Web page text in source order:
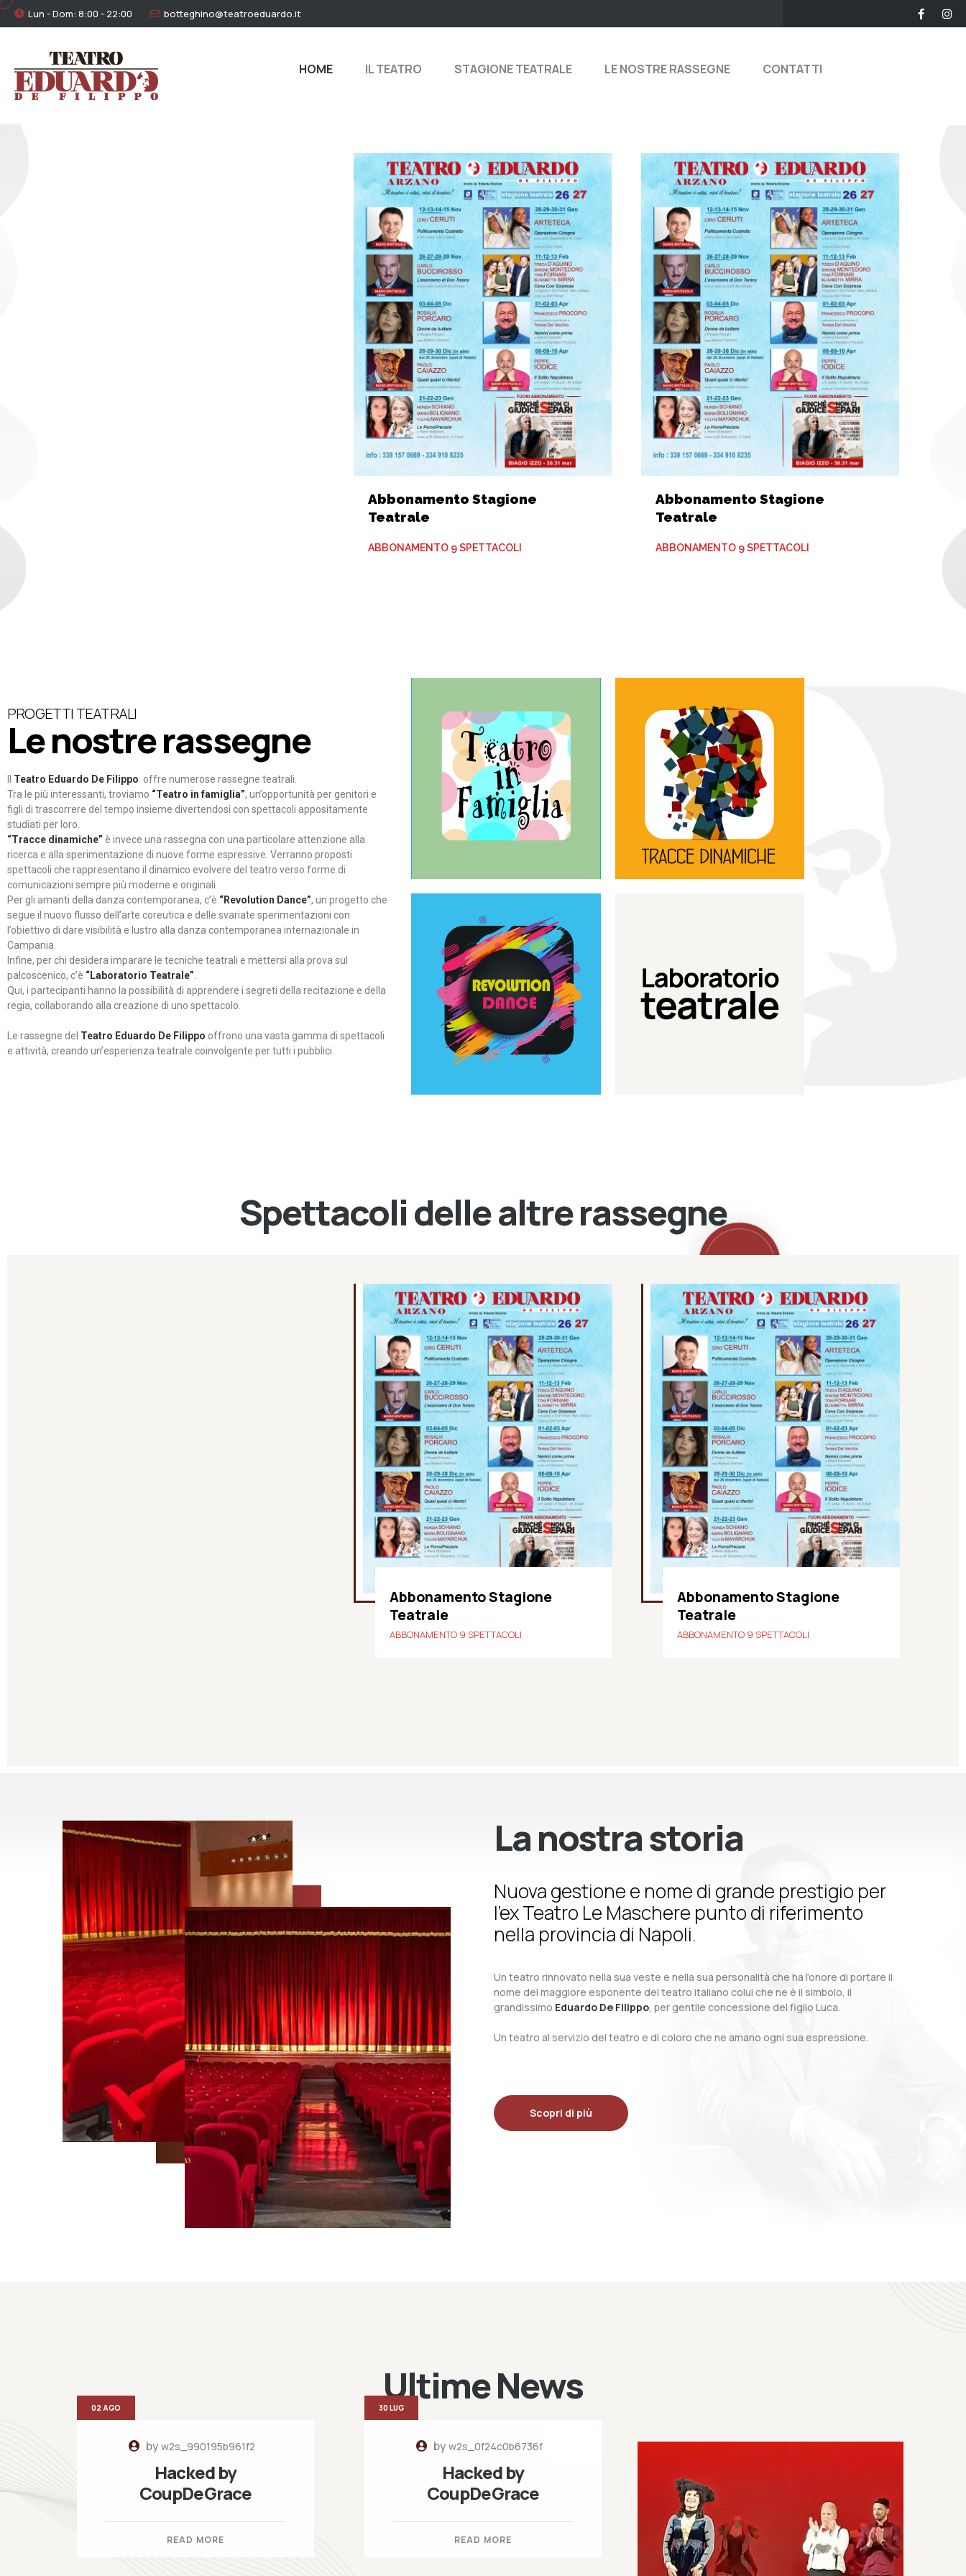
Lun - Dom: 8:00 - 22:00 botteghino@teatroeduardo.it
HOME IL TEATRO STAGIONE TEATRALE LE NOSTRE RASSEGNE CONTATTI
Abbonamento Stagione
Teatrale
ABBONAMENTO 9 SPETTACOLI
Abbonamento Stagione
Teatrale
ABBONAMENTO 9 SPETTACOLI
PROGETTI TEATRALI
Le nostre rassegne
Teatro Eduardo De Filippo offre numerose rassegne teatrali.
Tra le più interessanti, troviamo “Teatro in famiglia”, un’opportunità per genitori e
figli di trascorrere del tempo insieme divertendosi con spettacoli appositamente
studiati per loro.
“Tracce dinamiche” è invece una rassegna con una particolare attenzione alla
ricerca e alla sperimentazione di nuove forme espressive. Verranno proposti
spettacoli che rappresentano il dinamico evolvere del teatro verso forme di
comunicazioni sempre più moderne e originali
Per gli amanti della danza contemporanea, c’è “Revolution Dance”, un progetto che
segue il nuovo flusso dell’arte coreutica e delle svariate sperimentazioni con
l’obiettivo di dare visibilità e lustro alla danza contemporanea internazionale in
Campania.
Infine, per chi desidera imparare le tecniche teatrali e mettersi alla prova sul
palcoscenico, c’è “Laboratorio Teatrale”
Qui, i partecipanti hanno la possibilità di apprendere i segreti della recitazione e della
regia, collaborando alla creazione di uno spettacolo.
Le rassegne del Teatro Eduardo De Filippo offrono una vasta gamma di spettacoli
e attività, creando un’esperienza teatrale coinvolgente per tutti i pubblici.
Teatro in famiglia
Teatro In Famiglia è una
rassegna di teatro concepita
per far condividere e godere
del teatro all’intera famiglia.
Continua
Tracce dinamiche
Tracce Dinamiche è una
rassegna di teatro
d’innovazione e sperimentale.
Continua
Revolution Dance
Rassegna di danza
contemporanea – I Edizione
Continua
Laboratorio di teatro del
Teatro Eduardo de Filippo
Spettacoli delle altre rassegne
Abbonamento Stagione
Teatrale
ABBONAMENTO 9 SPETTACOLI
Abbonamento Stagione
Teatrale
ABBONAMENTO 9 SPETTACOLI
La nostra storia
Nuova gestione e nome di grande prestigio per
l’ex Teatro Le Maschere punto di riferimento
nella provincia di Napoli.
Un teatro rinnovato nella sua veste e nella sua personalità che ha l’onore di portare il
nome del maggiore esponente del teatro italiano colui che ne è il simbolo, il
grandissimo Eduardo De Filippo, per gentile concessione del figlio Luca.
Un teatro al servizio del teatro e di coloro che ne amano ogni sua espressione.
Scopri di più
Ultime News
byw2s_990195b961f2
Hacked by
CoupDeGrace
READ MORE
02 AGO
byw2s_0f24c0b6736f
Hacked by
CoupDeGrace
READ MORE
30 LUG